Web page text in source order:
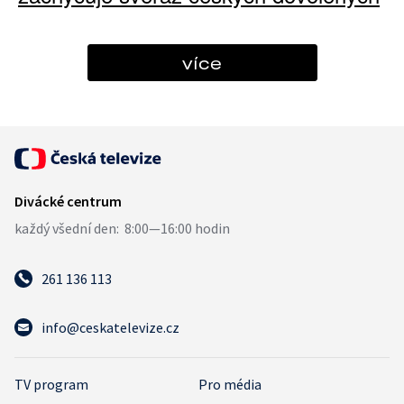
více
261 136 113
info@ceskatelevize.cz
TV program Pro média